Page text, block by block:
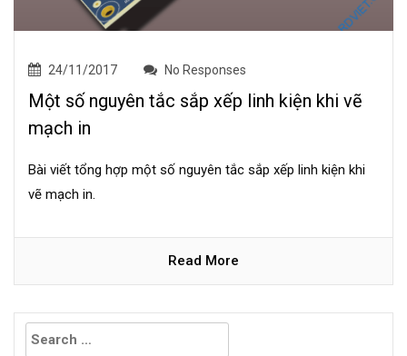
24/11/2017 No Responses
Một số nguyên tắc sắp xếp linh kiện khi vẽ
mạch in
Bài viết tổng hợp một số nguyên tắc sắp xếp linh kiện khi
vẽ mạch in.
Read More
Search
for: